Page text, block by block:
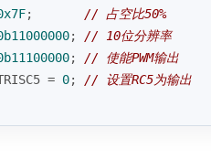
; // 占空比50%
; // 10位分辨率
; // 使能PWM输出
=
0; // 设置RC5为输出